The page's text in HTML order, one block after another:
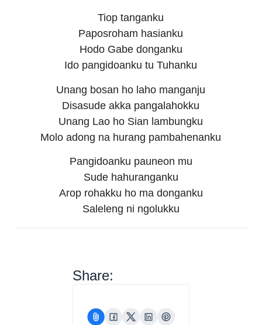
Tiop tanganku
Paposroham hasianku
Hodo Gabe donganku
Ido pangidoanku tu Tuhanku
Unang bosan ho laho manganju
Disasude akka pangalahokku
Unang Lao ho Sian lambungku
Molo adong na hurang pambahenanku
Pangidoanku pauneon mu
Sude hahuranganku
Arop rohakku ho ma donganku
Saleleng ni ngolukku
Share: